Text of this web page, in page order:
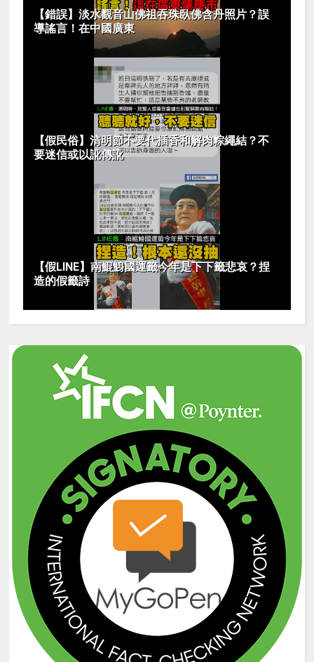
【錯誤】淡水觀音山佛祖吞珠臥佛含丹照片？誤
導謠言！在中國廣東
【假民俗】清明節不要代插香和解肉粽繩結？不
要迷信或以訛傳訛
【假LINE】南鯤鯓國運籤今年是下下籤悲哀？捏
造的假籤詩